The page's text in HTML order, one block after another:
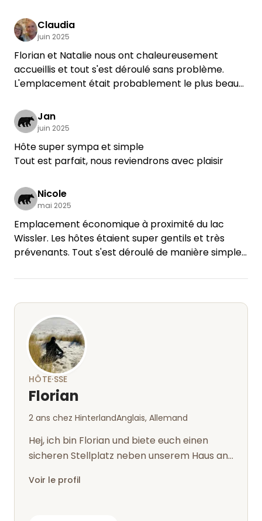
Nous recommandons vivement le séjour chez
vous.
Claudia
juin 2025
Florian et Natalie nous ont chaleureusement
accueillis et tout s'est déroulé sans problème.
L'emplacement était probablement le plus beau
Avec les vieux arbres, on n'avait pas vraiment
besoin de store. Nous avions pratiquement tout le
jardin pour nous seuls. La proximité du lac Wisseler
était aussi un grand plus ! Super beau !!!
Jan
juin 2025
Hôte super sympa et simple
Tout est parfait, nous reviendrons avec plaisir
Nicole
mai 2025
Emplacement économique à proximité du lac
Wissler. Les hôtes étaient super gentils et très
prévenants. Tout s'est déroulé de manière simple
HÔTE·SSE
Florian
2 ans chez HinterlandAnglais, Allemand
Hej, ich bin Florian und biete euch einen
sicheren Stellplatz neben unserem Haus an.
Voir le profil